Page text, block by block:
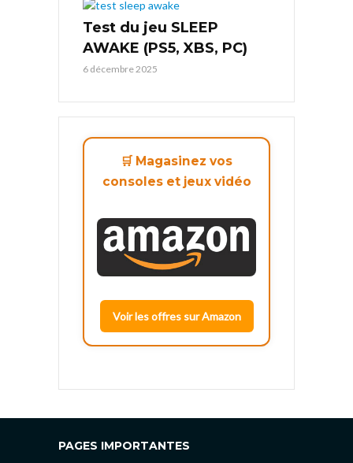
Test du jeu SLEEP
AWAKE (PS5, XBS, PC)
6 décembre 2025
🛒 Magasinez vos
consoles et jeux vidéo
Voir les offres sur Amazon
PAGES IMPORTANTES